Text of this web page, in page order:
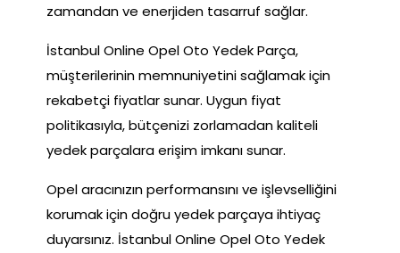
zamandan ve enerjiden tasarruf sağlar.
İstanbul Online Opel Oto Yedek Parça,
müşterilerinin memnuniyetini sağlamak için
rekabetçi fiyatlar sunar. Uygun fiyat
politikasıyla, bütçenizi zorlamadan kaliteli
yedek parçalara erişim imkanı sunar.
Opel aracınızın performansını ve işlevselliğini
korumak için doğru yedek parçaya ihtiyaç
duyarsınız. İstanbul Online Opel Oto Yedek